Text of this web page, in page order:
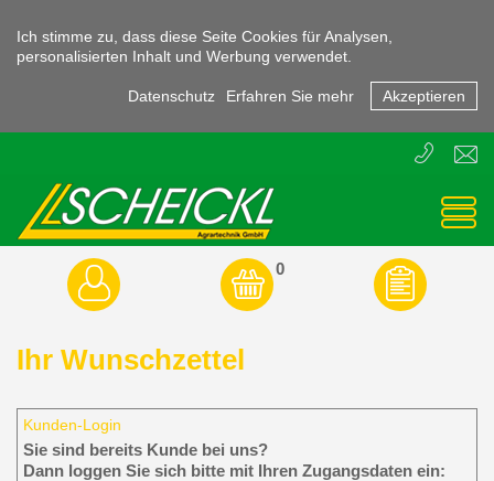
Ich stimme zu, dass diese Seite Cookies für Analysen,
personalisierten Inhalt und Werbung verwendet.
Datenschutz Erfahren Sie mehr Akzeptieren
E
T
3855
0
Ihr Wunschzettel
Kunden-Login
Sie sind bereits Kunde bei uns?
Dann loggen Sie sich bitte mit Ihren Zugangsdaten ein: